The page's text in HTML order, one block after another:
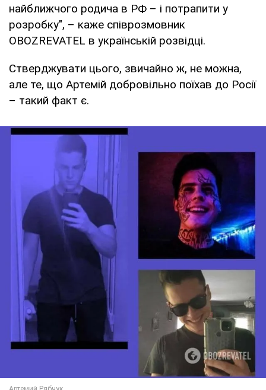
найближчого родича в РФ – і потрапити у
розробку", – каже співрозмовник
OBOZREVATEL в українській розвідці.
Стверджувати цього, звичайно ж, не можна,
але те, що Артемій добровільно поїхав до Росії
– такий факт є.